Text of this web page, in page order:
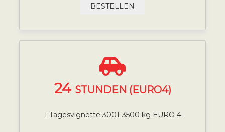
BESTELLEN
24 STUNDEN (EURO4)
1 Tagesvignette 3001-3500 kg EURO 4